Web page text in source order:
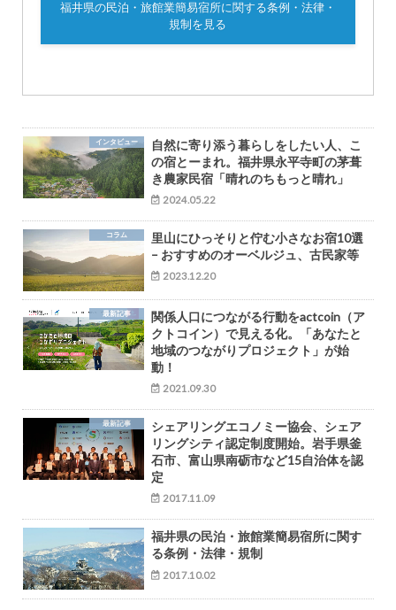
福井県の民泊・旅館業簡易宿所に関する条例・法律・
規制を見る
インタビュー
自然に寄り添う暮らしをしたい人、こ
の宿とーまれ。福井県永平寺町の茅葺
き農家民宿「晴れのちもっと晴れ」
2024.05.22
コラム
里山にひっそりと佇む小さなお宿10選
– おすすめのオーベルジュ、古民家等
2023.12.20
最新記事
関係人口につながる行動をactcoin（ア
クトコイン）で見える化。「あなたと
地域のつながりプロジェクト」が始
動！
2021.09.30
最新記事
シェアリングエコノミー協会、シェア
リングシティ認定制度開始。岩手県釜
石市、富山県南砺市など15自治体を認
定
2017.11.09
福井県の民泊・旅館業簡易宿所に関す
る条例・法律・規制
2017.10.02